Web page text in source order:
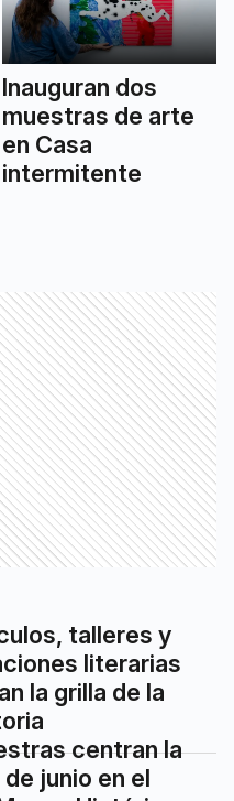
Inauguran dos
muestras de arte
en Casa
intermitente
talleres y
literarias
la grilla de la
centran la
junio en el